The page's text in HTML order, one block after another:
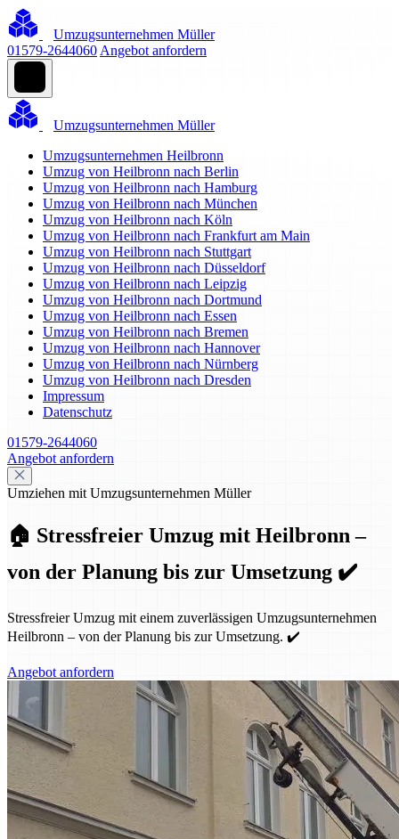
Umzugsunternehmen Müller
01579-2644060 Angebot anfordern
Umzugsunternehmen Müller
Umzugsunternehmen Heilbronn
Umzug von Heilbronn nach Berlin
Umzug von Heilbronn nach Hamburg
Umzug von Heilbronn nach München
Umzug von Heilbronn nach Köln
Umzug von Heilbronn nach Frankfurt am Main
Umzug von Heilbronn nach Stuttgart
Umzug von Heilbronn nach Düsseldorf
Umzug von Heilbronn nach Leipzig
Umzug von Heilbronn nach Dortmund
Umzug von Heilbronn nach Essen
Umzug von Heilbronn nach Bremen
Umzug von Heilbronn nach Hannover
Umzug von Heilbronn nach Nürnberg
Umzug von Heilbronn nach Dresden
Impressum
Datenschutz
01579-2644060
Angebot anfordern
Umziehen mit Umzugsunternehmen Müller
🏠 Stressfreier Umzug mit Heilbronn –
von der Planung bis zur Umsetzung ✔️
Stressfreier Umzug mit einem zuverlässigen Umzugsunternehmen
Heilbronn – von der Planung bis zur Umsetzung. ✔️
Angebot anfordern